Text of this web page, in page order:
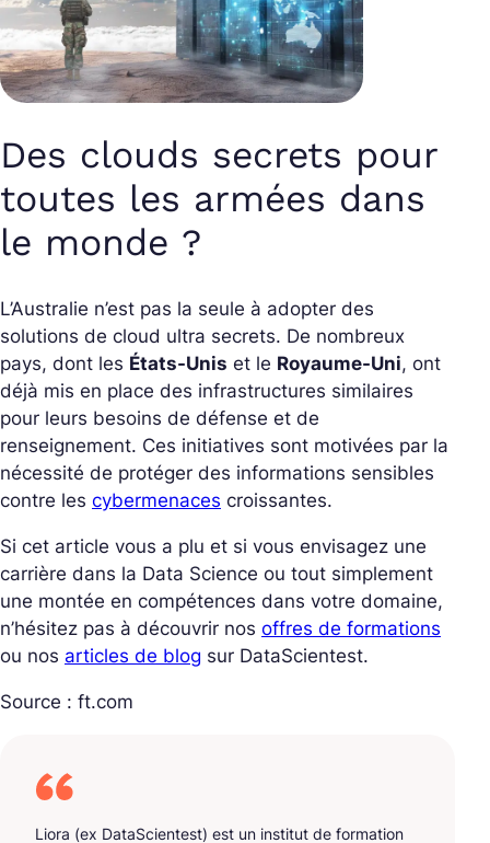
Des clouds secrets pour
toutes les armées dans
le monde ?
L’Australie n’est pas la seule à adopter des
solutions de cloud ultra secrets. De nombreux
pays, dont les États-Unis et le Royaume-Uni, ont
déjà mis en place des infrastructures similaires
pour leurs besoins de défense et de
renseignement. Ces initiatives sont motivées par la
nécessité de protéger des informations sensibles
contre les cybermenaces croissantes.
Si cet article vous a plu et si vous envisagez une
carrière dans la Data Science ou tout simplement
une montée en compétences dans votre domaine,
n’hésitez pas à découvrir nos offres de formations
ou nos articles de blog sur DataScientest.
Source : ft.com
Liora (ex DataScientest) est un institut de formation